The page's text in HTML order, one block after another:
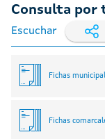
Consulta por
Escuchar
Fichas
Fichas